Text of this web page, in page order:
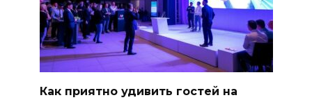
Как приятно удивить гостей на